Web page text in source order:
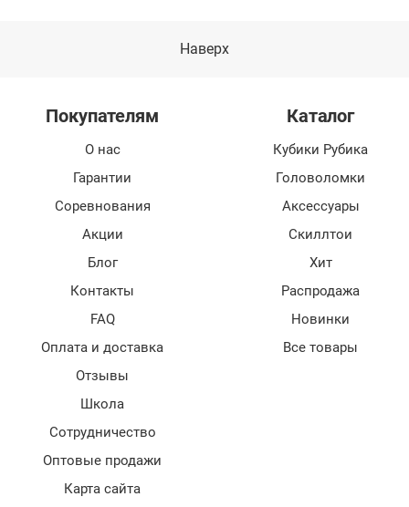
Наверх
Покупателям
О нас
Гарантии
Соревнования
Акции
Блог
Контакты
FAQ
Оплата и доставка
Отзывы
Школа
Сотрудничество
Оптовые продажи
Карта сайта
Каталог
Кубики Рубика
Головоломки
Аксессуары
Скиллтои
Хит
Распродажа
Новинки
Все товары